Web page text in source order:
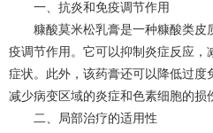
一、抗炎和免疫调节作用
糠酸莫米松乳膏是一种糠酸类皮
疫调节作用。它可以抑制炎症反应，
症状。此外，该药膏还可以降低过度
减少病变区域的炎症和色素细胞的损
二、局部治疗的适用性